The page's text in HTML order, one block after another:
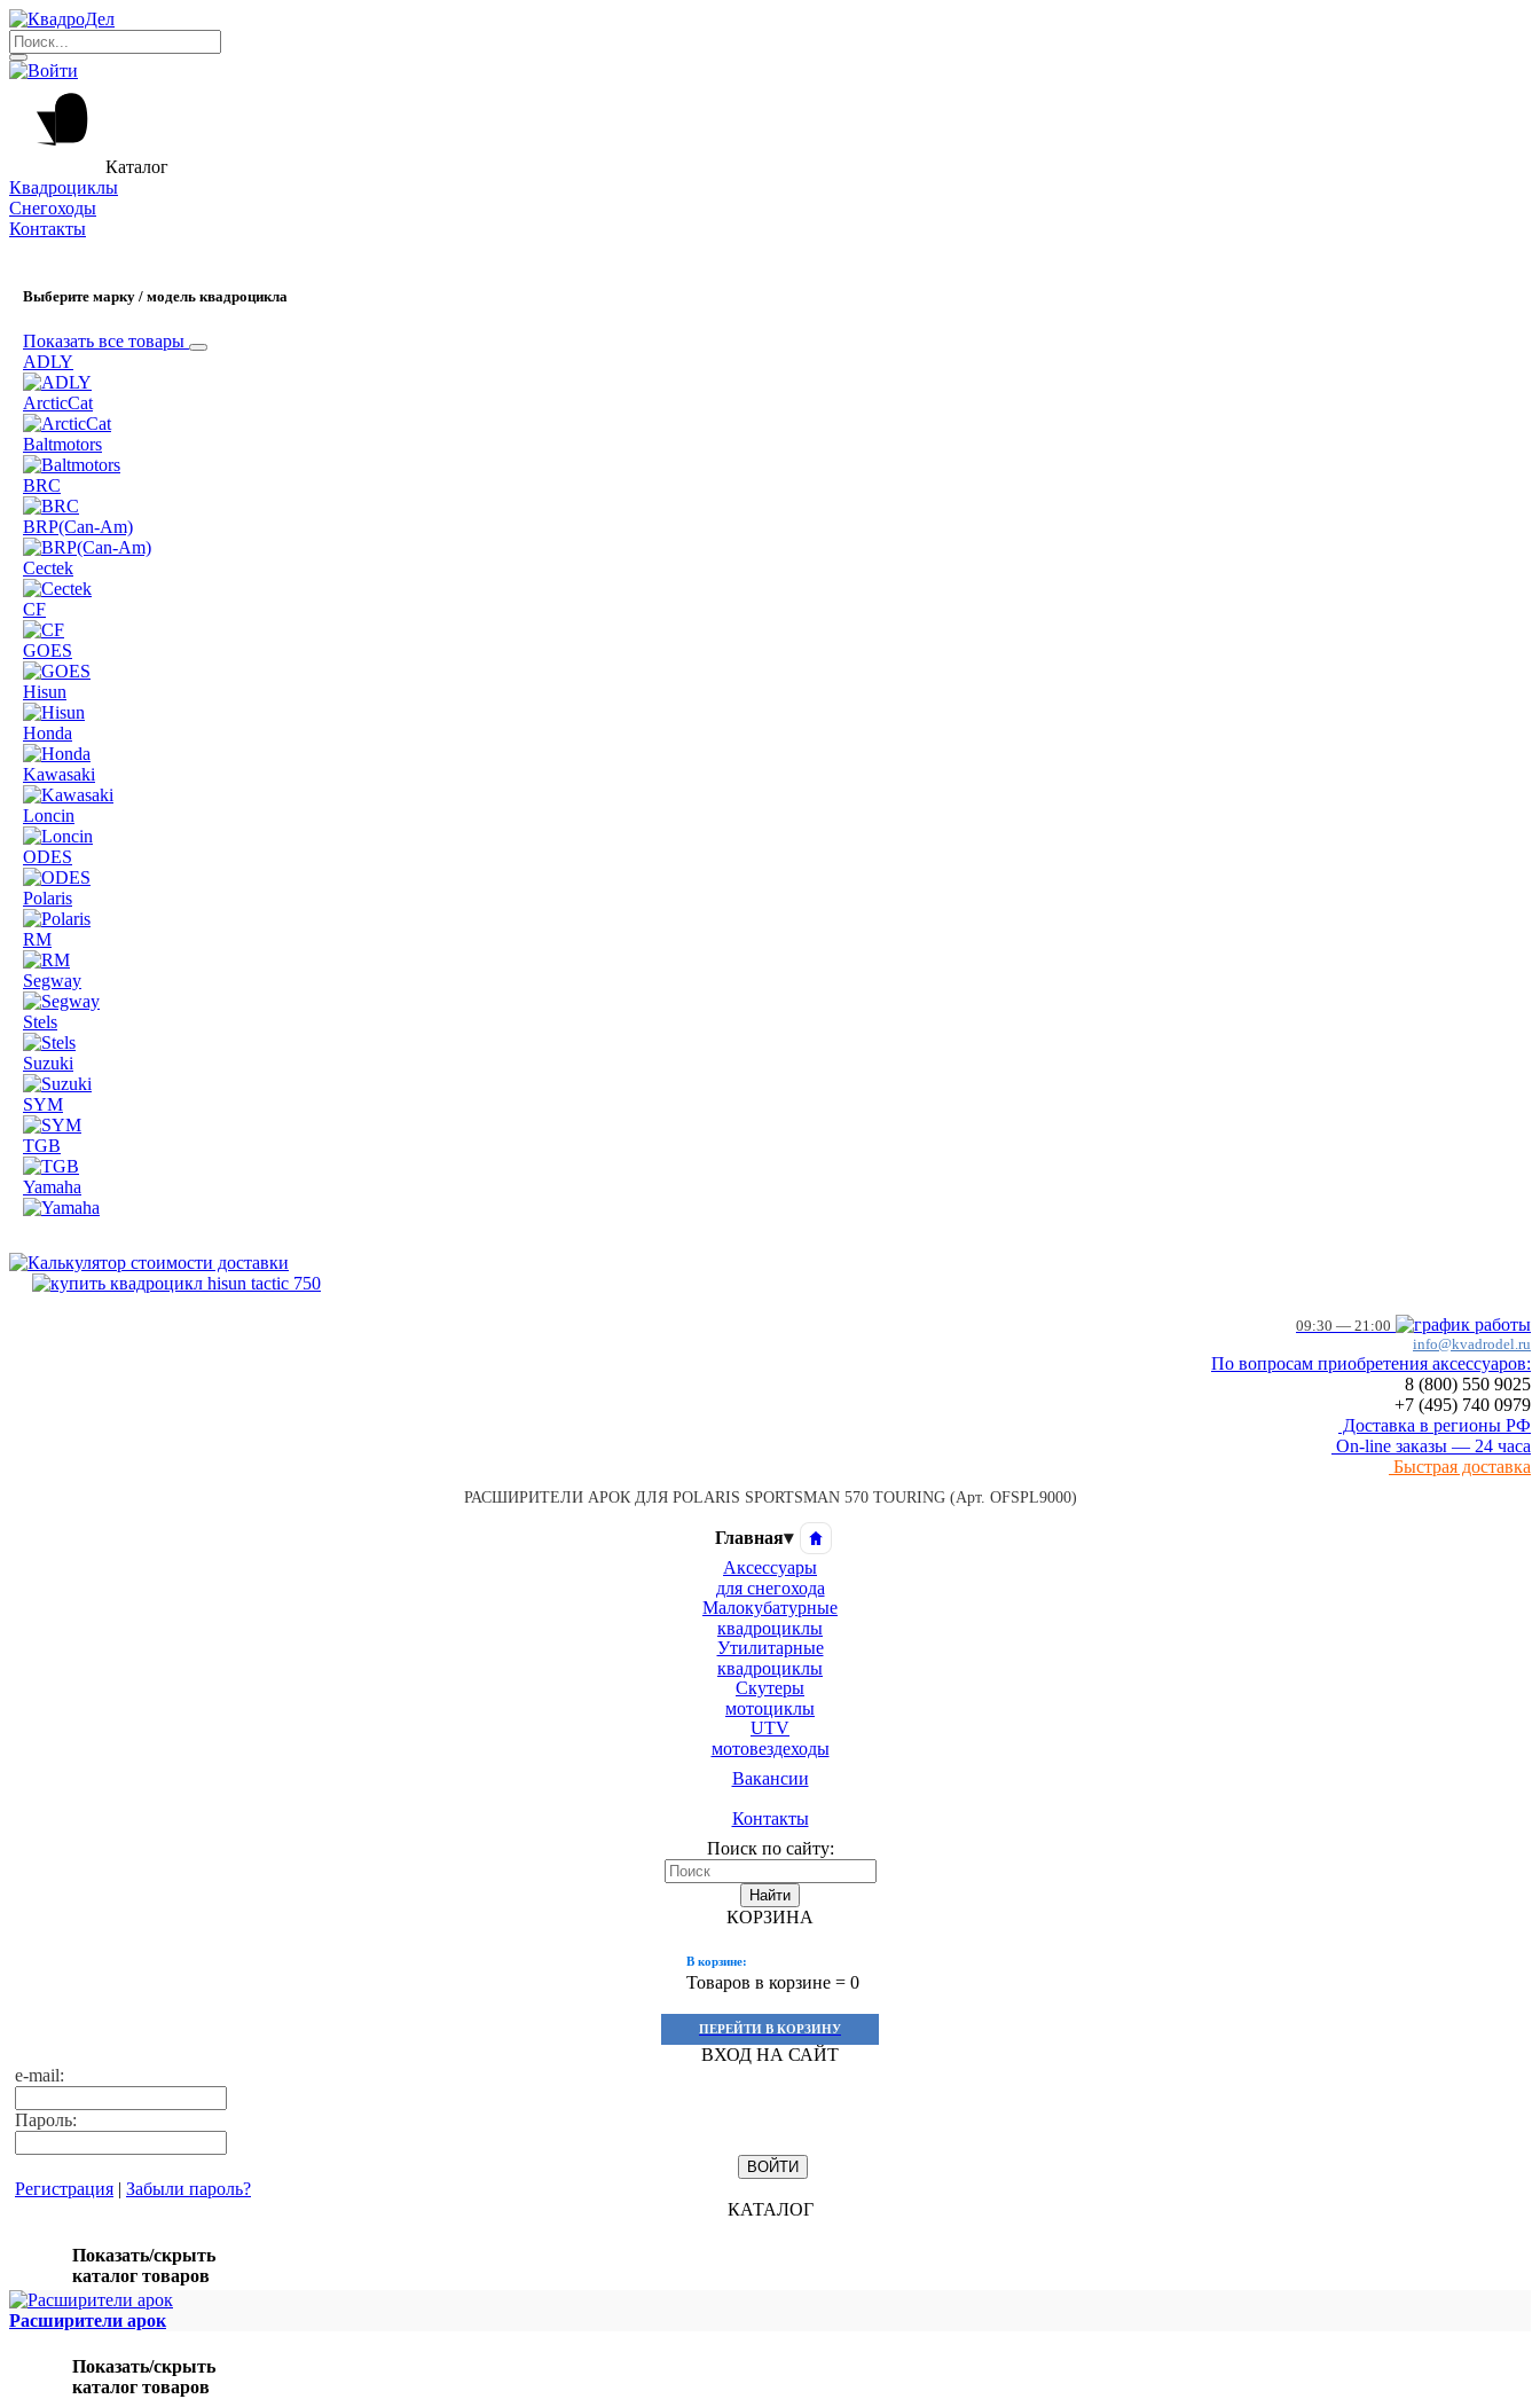
Каталог
Квадроциклы
Снегоходы
Контакты
Выберите марку / модель квадроцикла
Показать все товары
ADLY
ArcticCat
Baltmotors
BRC
BRP(Can-Am)
Cectek
CF
GOES
Hisun
Honda
Kawasaki
Loncin
ODES
Polaris
RM
Segway
Stels
Suzuki
SYM
TGB
Yamaha
09:30 — 21:00
info@kvadrodel.ru
По вопросам приобретения аксессуаров:
8 (800) 550 9025
+7 (495) 740 0979
Доставка в регионы РФ
On-line заказы — 24 часа
Быстрая доставка
РАСШИРИТЕЛИ АРОК ДЛЯ POLARIS SPORTSMAN 570 TOURING (Арт. OFSPL9000)
Главная▾
Аксессуары
для снегохода
Малокубатурные
квадроциклы
Утилитарные
квадроциклы
Скутеры
мотоциклы
UTV
мотовездеходы
Вакансии
Контакты
Поиск по сайту:
Найти
КОРЗИНА
В корзине:
Товаров в корзине = 0
ПЕРЕЙТИ В КОРЗИНУ
ВХОД НА САЙТ
e-mail:
Пароль:
Регистрация | Забыли пароль?
КАТАЛОГ
Показать/скрыть
каталог товаров
Расширители арок
Показать/скрыть
каталог товаров